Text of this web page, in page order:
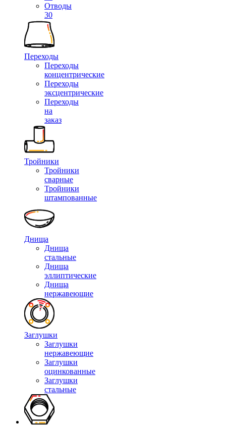
Отводы
30
Переходы
Переходы
концентрические
Переходы
эксцентрические
Переходы
на
заказ
Тройники
Тройники
сварные
Тройники
штампованные
Днища
Днища
стальные
Днища
эллиптические
Днища
нержавеющие
Заглушки
Заглушки
нержавеющие
Заглушки
оцинкованные
Заглушки
стальные